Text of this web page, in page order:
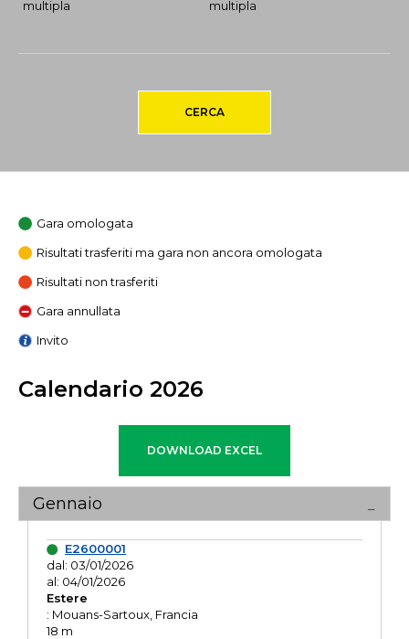
multipla
multipla
CERCA
Gara omologata
Risultati trasferiti ma gara non ancora omologata
Risultati non trasferiti
Gara annullata
Invito
Calendario 2026
Gennaio
E2600001
dal: 03/01/2026
al: 04/01/2026
Estere
: Mouans-Sartoux, Francia
18 m